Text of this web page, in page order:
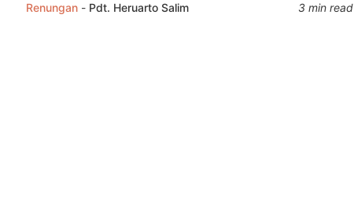
Renungan - Pdt. Heruarto Salim 3 min read